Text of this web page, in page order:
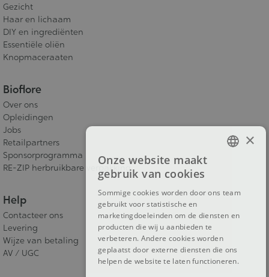
Gezicht
Haar en lichaam
DIY en ingrediënten
Essentiële oliën
Knopmaceraaten
Bioflore
Over ons
Opleidingen
Jobs
Retailpartners
Sponsorprogramma
RE-ZIP herbruikbare verpakking
Help
Contacteer ons
Levering
Wijze van betaling
AV / UGC
×
Onze website maakt
gebruik van cookies
Sommige cookies worden door ons team
gebruikt voor statistische en
marketingdoeleinden om de diensten en
producten die wij u aanbieden te
verbeteren. Andere cookies worden
geplaatst door externe diensten die ons
helpen de website te laten functioneren.